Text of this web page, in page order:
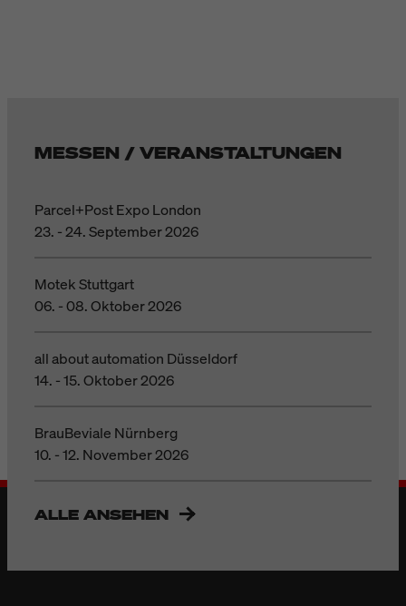
MESSEN / VERANSTALTUNGEN
Parcel+Post Expo London
23. - 24. September 2026
Motek Stuttgart
06. - 08. Oktober 2026
all about automation Düsseldorf
14. - 15. Oktober 2026
BrauBeviale Nürnberg
10. - 12. November 2026
ALLE ANSEHEN